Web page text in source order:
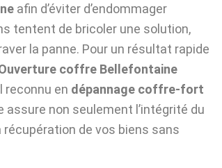
afin d’éviter d’endommager
tentent de bricoler une solution,
la panne. Pour un résultat rapide
coffre Bellefontaine
reconnu en dépannage coffre-fort
assure non seulement l’intégrité du
de vos biens sans